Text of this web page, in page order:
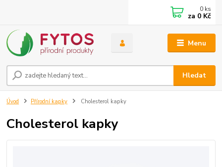
Menu
Hledat
0 ks
za 0 Kč
Úvod Přírodní kapky Cholesterol kapky
Cholesterol kapky